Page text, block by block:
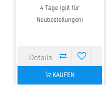
4 Tage (gilt für
Neubestellungen)
KAUFEN